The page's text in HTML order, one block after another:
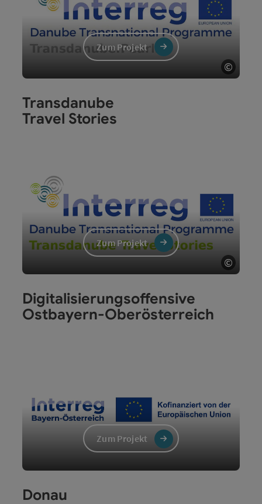
©
Zum Projekt
Transdanube
Travel Stories
©
Zum Projekt
Digitalisierungsoffensive
Ostbayern-Oberösterreich
Zum Projekt
Donau